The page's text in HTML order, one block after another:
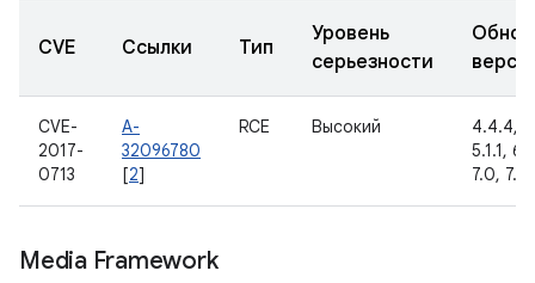
CVE Ссылки Тип
Уровень
серьезности
CVE-
2017-
0713
A-
32096780
[2]
RCE Высокий
4.4.4,
5.1.1,
7.0,
Media Framework